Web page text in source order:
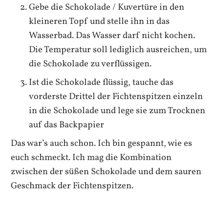
Gebe die Schokolade / Kuvertüre in den
kleineren Topf und stelle ihn in das
Wasserbad. Das Wasser darf nicht kochen.
Die Temperatur soll lediglich ausreichen, um
die Schokolade zu verflüssigen.
Ist die Schokolade flüssig, tauche das
vorderste Drittel der Fichtenspitzen einzeln
in die Schokolade und lege sie zum Trocknen
auf das Backpapier
Das war’s auch schon. Ich bin gespannt, wie es
euch schmeckt. Ich mag die Kombination
zwischen der süßen Schokolade und dem sauren
Geschmack der Fichtenspitzen.